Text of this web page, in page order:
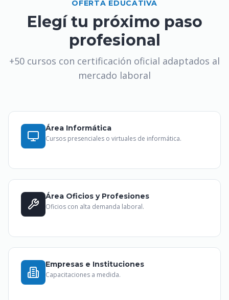
OFERTA EDUCATIVA
Elegí tu próximo paso
profesional
+50 cursos con certificación oficial adaptados al
mercado laboral
Área Informática
Cursos presenciales o virtuales de informática.
Área Oficios y Profesiones
Oficios con alta demanda laboral.
Empresas e Instituciones
Capacitaciones a medida.